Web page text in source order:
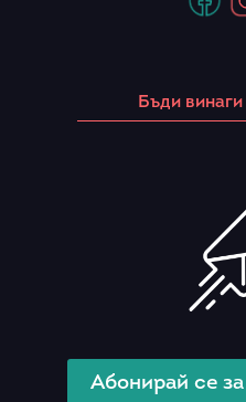
Бъди
Абонирай се